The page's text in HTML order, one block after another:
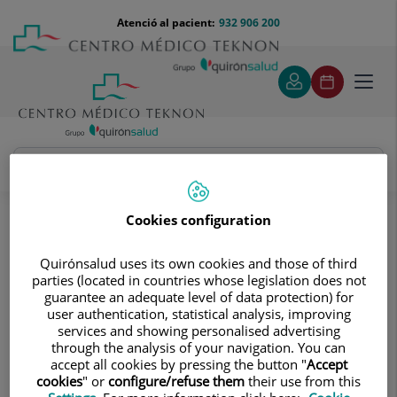
contingut
Menú
teléfono
cabecera
932 906 200
Atenció al pacient:
Beatriz Villa Benito
BeatrizVilla Benito
FACULTATIU ESPECIALISTA NEUROFISIOLOGIA CLÍNICA
Cookies configuration
Quirónsalud uses its own cookies and those of third
parties (located in countries whose legislation does not
guarantee an adequate level of data protection) for
user authentication, statistical analysis, improving
services and showing personalised advertising
through the analysis of your navigation. You can
accept all cookies by pressing the button "Accept
cookies" or configure/refuse them their use from this